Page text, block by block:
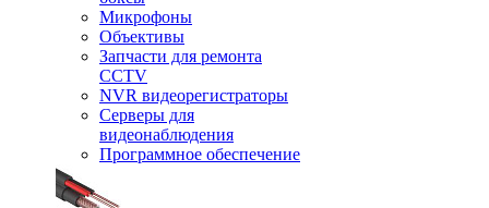
Микрофоны
Объективы
Запчасти для ремонта
CCTV
NVR видеорегистраторы
Серверы для
видеонаблюдения
Программное обеспечение